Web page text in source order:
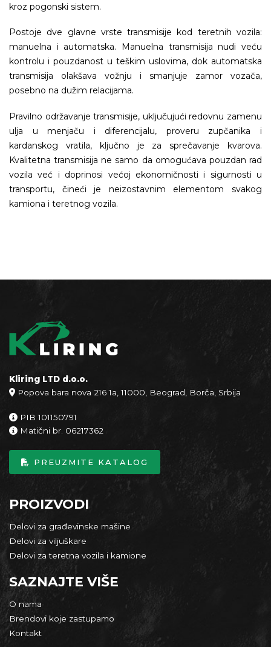
kroz pogonski sistem.
Postoje dve glavne vrste transmisije kod teretnih vozila:
manuelna i automatska. Manuelna transmisija nudi veću
kontrolu i pouzdanost u teškim uslovima, dok automatska
transmisija olakšava vožnju i smanjuje zamor vozača,
posebno na dužim relacijama.
Pravilno održavanje transmisije, uključujući redovnu zamenu
ulja u menjaču i diferencijalu, proveru zupčanika i
kardanskog vratila, ključno je za sprečavanje kvarova.
Kvalitetna transmisija ne samo da omogućava pouzdan rad
vozila već i doprinosi većoj ekonomičnosti i sigurnosti u
transportu, čineći je neizostavnim elementom svakog
kamiona i teretnog vozila.
Kliring LTD d.o.o.
Popova bara nova 216 1a, 11000, Beograd, Borča, Srbija
PIB 101150791
Matični br. 06217362
PREUZMITE KATALOG
PROIZVODI
Delovi za građevinske mašine
Delovi za viljuškare
Delovi za teretna vozila i kamione
SAZNAJTE VIŠE
O nama
Brendovi koje zastupamo
Kontakt